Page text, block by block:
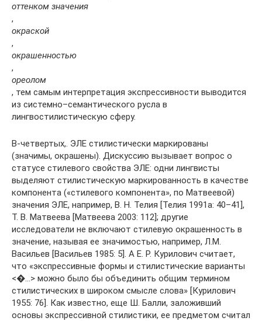
оттенком значения
,
окраской
,
окрашенностью
,
ореолом
, тем самым интерпретация экспрессивности выводится
из системно–семантического русла в
лингвостилистическую сферу.
В-четвертых,. ЭЛЕ стилистически маркированы
(значимы, окрашены). Дискуссию вызывает вопрос о
статусе стилевого свойства ЭЛЕ: одни лингвисты
выделяют стилистическую маркированность в качестве
компонента («стилевого компонента», по Матвеевой)
значения ЭЛЕ, например, В. Н. Телия [Телия 1991а: 40–41],
Т. В. Матвеева [Матвеева 2003: 112]; другие
исследователи не включают стилевую окрашенность в
значение, называя ее значимостью, например, Л.М.
Васильев [Васильев 1985: 5]. А Е. Р. Курилович считает,
что «экспрессивные формы и стилистические варианты
<�…> можно было бы объединить общим термином
стилистических в широком смысле слова» [Курилович
1955: 76]. Как известно, еще Ш. Балли, заложивший
основы экспрессивной стилистики, ее предметом считал